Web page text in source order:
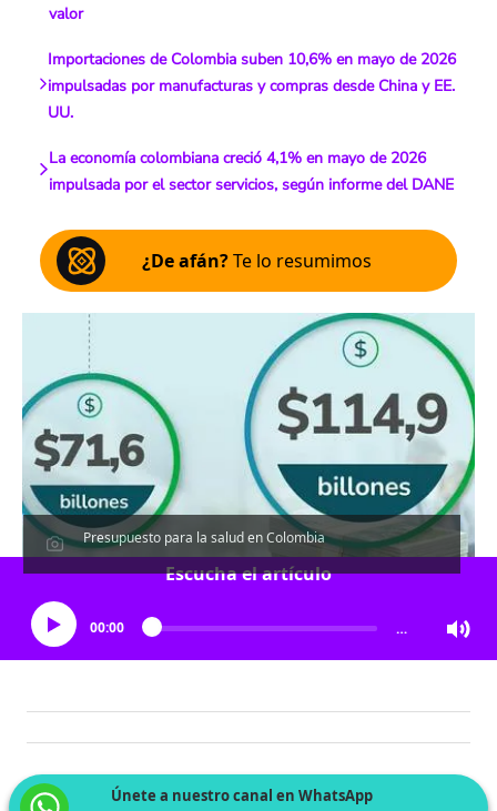
valor
Importaciones de Colombia suben 10,6% en mayo de 2026
impulsadas por manufacturas y compras desde China y EE.
UU.
La economía colombiana creció 4,1% en mayo de 2026
impulsada por el sector servicios, según informe del DANE
¿De afán?Te lo resumimos
Presupuesto para la salud en Colombia
Escucha el artículo
00:00 …
Únete a nuestro canal en WhatsApp